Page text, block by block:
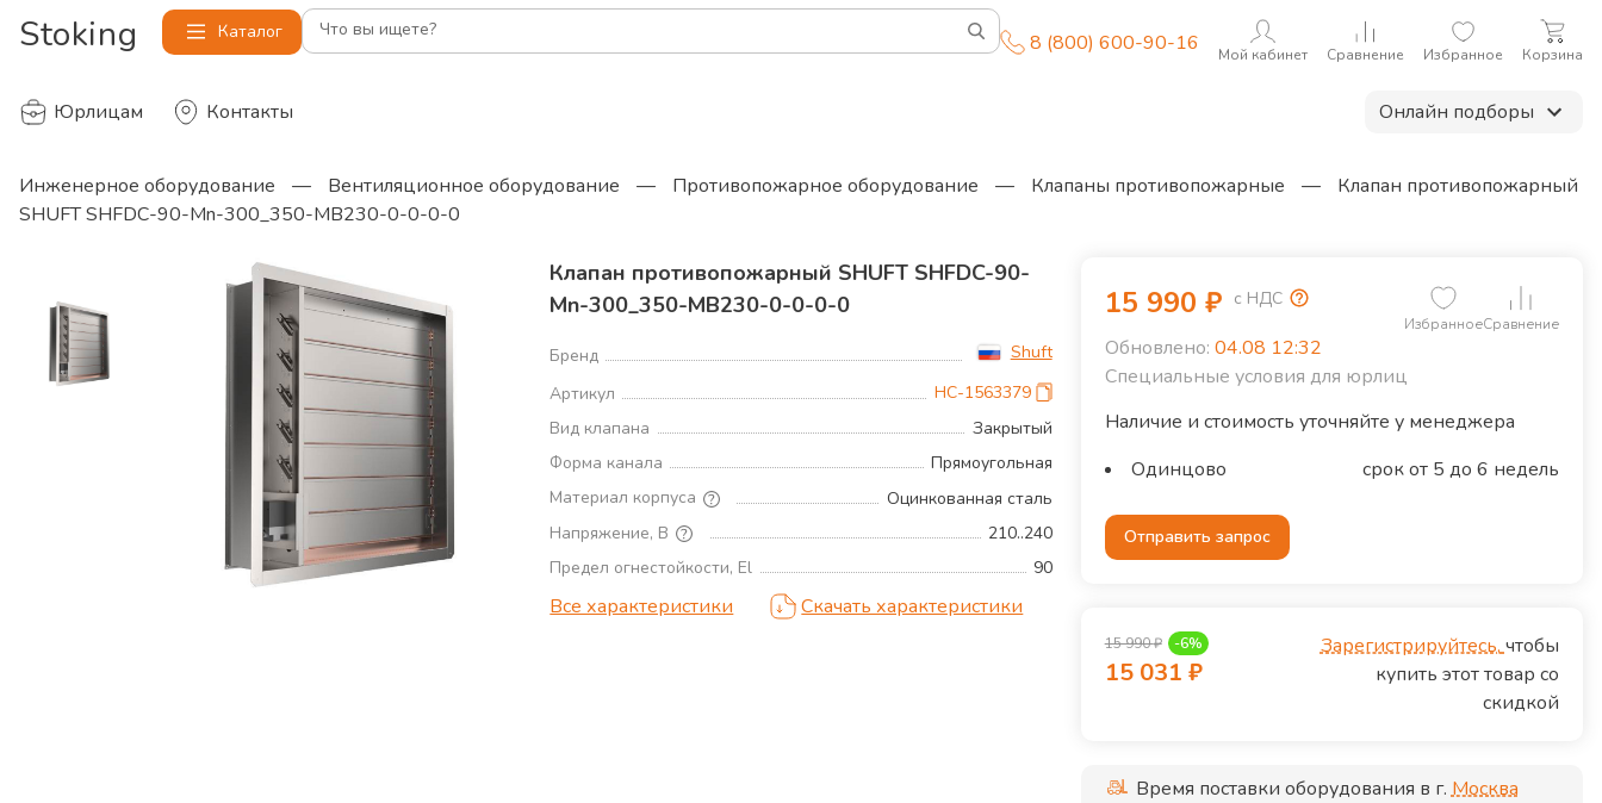
Stoking Каталог Что вы ищете? 8 (800) 600-90-16 Мой кабинет Сравнение Избранное Корзина
Юрлицам Контакты Онлайн подборы
Инженерное оборудование — Вентиляционное оборудование — Противопожарное оборудование — Клапаны противопожарные —
Клапан противопожарный
SHUFT SHFDC-90-Mn-300_350-MB230-0-0-0-0
Клапан противопожарный SHUFT SHFDC-90-
Mn-300_350-MB230-0-0-0-0
Бренд
Shuft
Артикул
НС-1563379
Вид клапана
Закрытый
Форма канала
Прямоугольная
Материал корпуса
Оцинкованная сталь
Напряжение, В
210..240
Предел огнестойкости, El
90
Все характеристики Скачать характеристики
15 990 ₽ с НДС
ИзбранноеСравнение
Обновлено: 04.08 12:32
Специальные условия для юрлиц
Наличие и стоимость уточняйте у менеджера
Одинцово
срок от 5 до 6 недель
Отправить запрос
15 990₽ -6%
15 031 ₽
Зарегистрируйтесь,чтобы
купить этот товар со
скидкой
Время поставки оборудования в г.Москва